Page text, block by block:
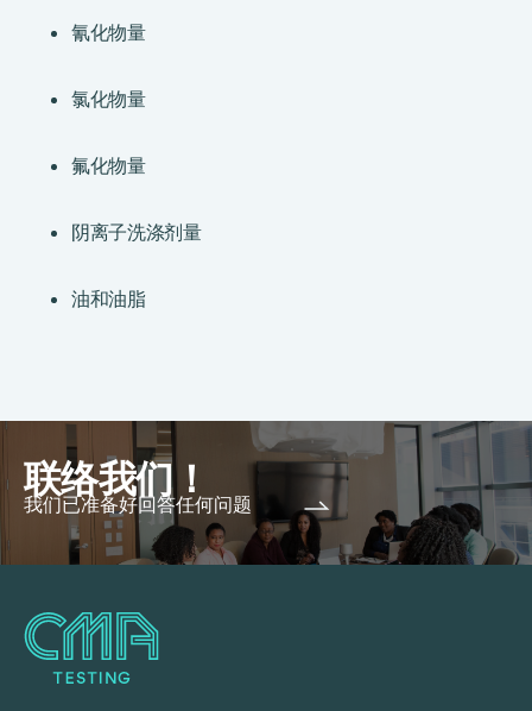
氰化物量
氯化物量
氟化物量
阴离子洗涤剂量
油和油脂
联络我们！
我们已准备好回答任何问题